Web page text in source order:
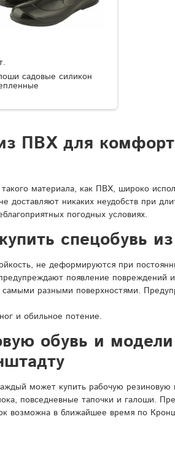
садовые силикон
ПВХ для
материала, как ПВХ, широко
доставляют никаких неудобств при
погодных условиях.
спецобувь
не деформируются при
появление повреждений
разными поверхностями.
и обильное потение.
обувь и
может купить рабочую резиновую
повседневные тапочки и галоши.
возможна в ближайшее время по